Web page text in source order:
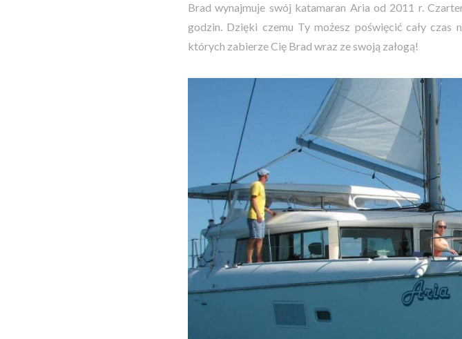
Brad wynajmuje swój katamaran Aria od 2011 r.
godzin. Dzięki czemu Ty możesz poświęcić cały czas
których zabierze Cię Brad wraz ze swoją załogą!